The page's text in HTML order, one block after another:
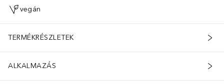
vegán
TERMÉKRÉSZLETEK
ALKALMAZÁS